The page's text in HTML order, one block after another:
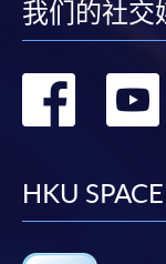
我们的社交
转
HKU